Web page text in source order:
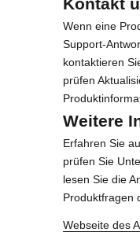
Wenn eine
Support-
kontaktieren
prüfen
Weitere
Erfahren Sie
prüfen Sie
lesen Sie die
Produktfragen
Webseite des